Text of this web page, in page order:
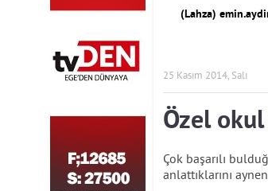
(Lahza)
25 Kasım 2014, Salı
Özel
Çok başarılı
anlattıklarını